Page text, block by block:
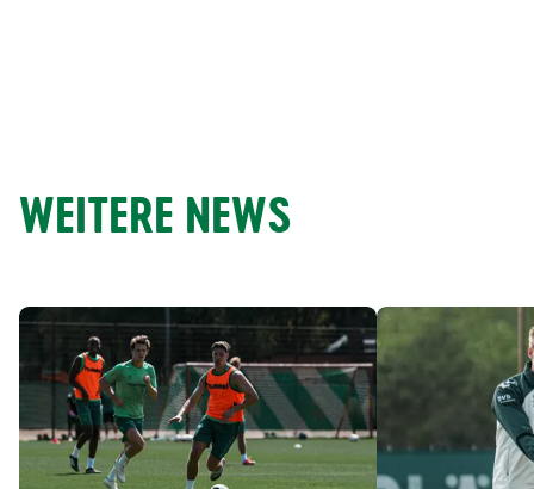
WEITERE NEWS